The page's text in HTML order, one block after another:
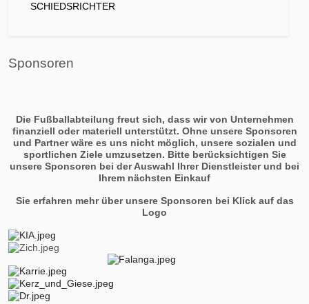
SCHIEDSRICHTER
Sponsoren
Die Fußballabteilung freut sich, dass wir von Unternehmen
finanziell oder materiell unterstützt. Ohne unsere Sponsoren
und Partner wäre es uns nicht möglich, unsere sozialen und
sportlichen Ziele umzusetzen. Bitte berücksichtigen Sie
unsere Sponsoren bei der Auswahl Ihrer Dienstleister und bei
Ihrem nächsten Einkauf
Sie erfahren mehr über unsere Sponsoren bei Klick auf das
Logo